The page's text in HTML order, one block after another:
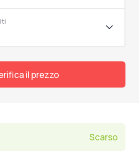
il prezzo
Scarso